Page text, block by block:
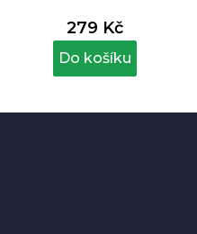
279 Kč
Do košíku